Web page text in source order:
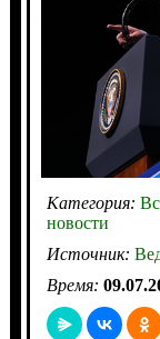
Категория:
новости
Источник:
Время: